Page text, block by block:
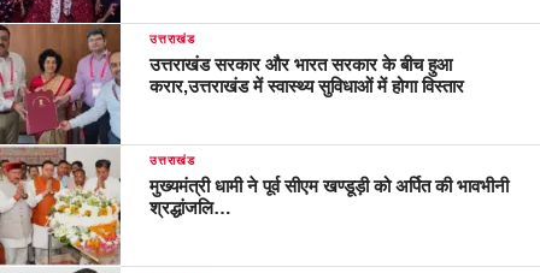
उत्तराखंड
उत्तराखंड सरकार और भारत सरकार के बीच हुआ
करार,उत्तराखंड में स्वास्थ्य सुविधाओं में होगा विस्तार
उत्तराखंड
मुख्यमंत्री धामी ने पूर्व सीएम खण्डूड़ी को अर्पित की भावभीनी
श्रद्धांजलि…